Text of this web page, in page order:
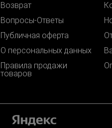
Возврат
Вопросы-Ответы
Публичная оферта
О персональных данных
Правила продажи
товаров